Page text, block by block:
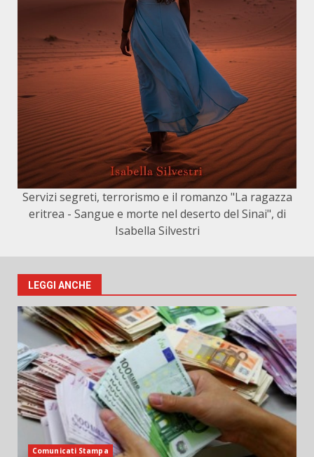
Servizi segreti, terrorismo e il romanzo "La ragazza
eritrea - Sangue e morte nel deserto del Sinai", di
Isabella Silvestri
LEGGI ANCHE
Comunicati Stampa